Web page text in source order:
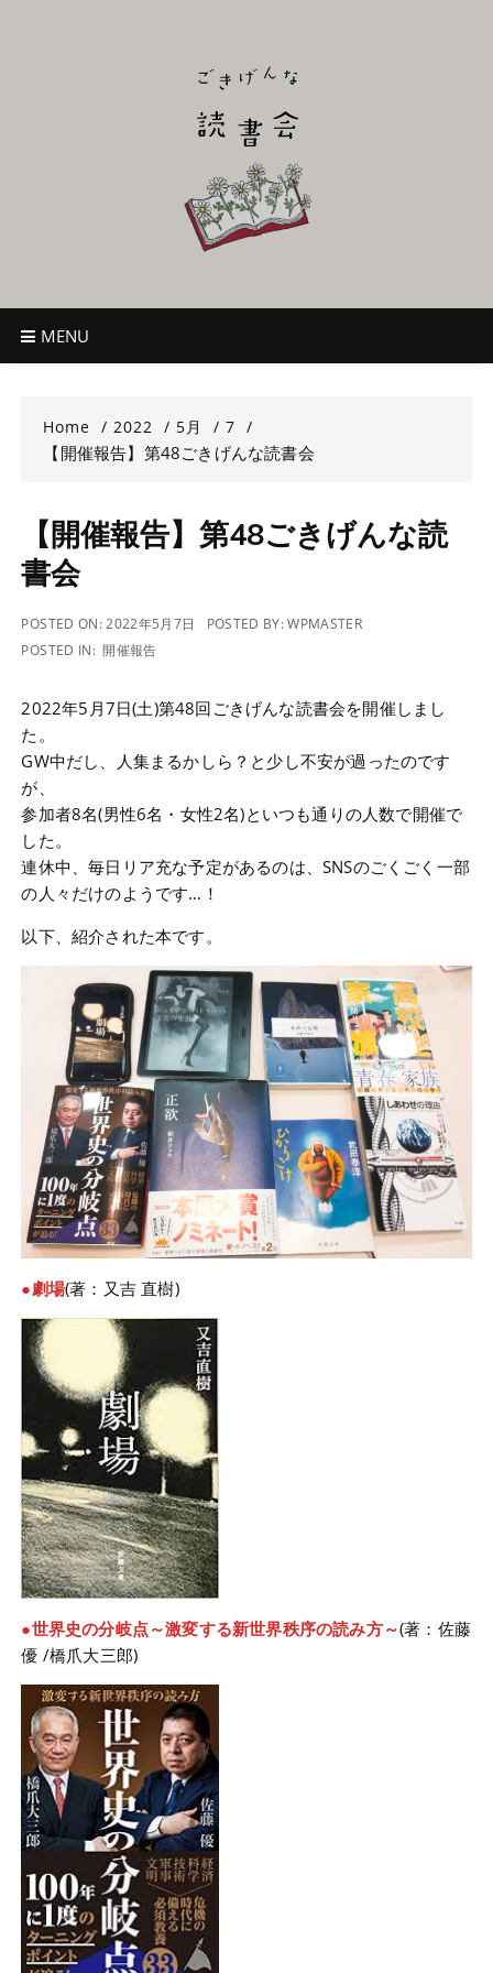
ごきげんな読
~児童書好き主催者によるオールジャンルOK！のんびり読書会~
MENU
Home 2022 5月 7
【開催報告】第48ごきげんな読書会
【開催報告】第48ごきげんな読
書会
POSTED ON:2022年5月7日 POSTED BY:WPMASTER
POSTED IN: 開催報告
2022年5月7日(土)第48回ごきげんな読書会を開催しまし
た。
GW中だし、人集まるかしら？と少し不安が過ったのです
が、
参加者8名(男性6名・女性2名)といつも通りの人数で開催で
した。
連休中、毎日リア充な予定があるのは、SNSのごくごく一部
の人々だけのようです…！
以下、紹介された本です。
●劇場(著：又吉 直樹)
●世界史の分岐点～激変する新世界秩序の読み方～(著：佐藤
優 /橋爪大三郎)